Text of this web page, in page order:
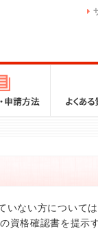
ない方について
資格確認書を提示